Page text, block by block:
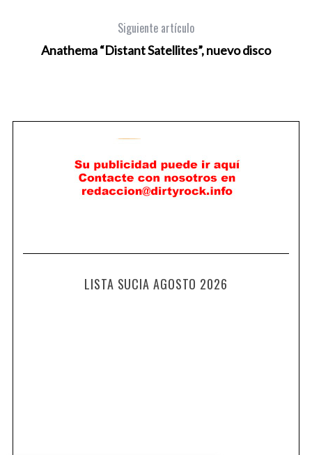
Siguiente artículo
Anathema “Distant Satellites”, nuevo disco
LISTA SUCIA AGOSTO 2026